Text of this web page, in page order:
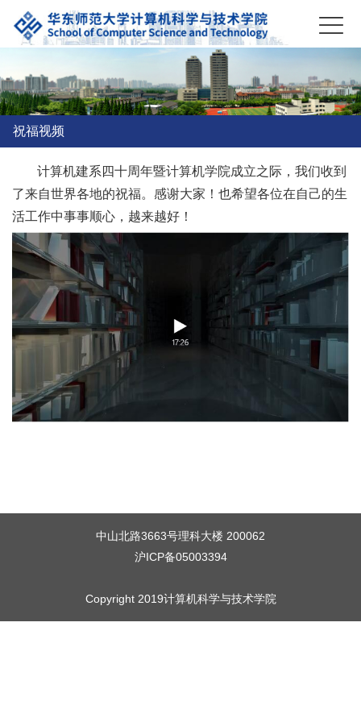
祝福视频
计算机建系四十周年暨计算机学院成立之际，我们收到
了来自世界各地的祝福。感谢大家！也希望各位在自己的生
活工作中事事顺心，越来越好！
中山北路3663号理科大楼 200062
沪ICP备05003394
Copyright 2019计算机科学与技术学院